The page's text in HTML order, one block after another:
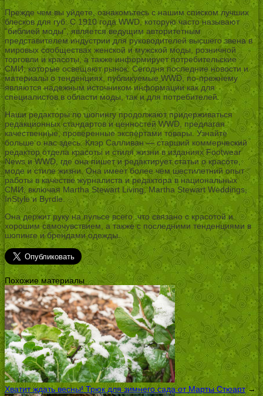
Прежде чем вы уйдете, ознакомьтесь с нашим списком лучших
блесков для губ: С 1910 года WWD, которую часто называют
“библией моды”, является ведущим авторитетным
представителем индустрии для руководителей высшего звена в
мировых сообществах женской и мужской моды, розничной
торговли и красоты, а также информирует потребительские
СМИ, которые освещают рынок. Сегодня последние новости и
материалы о тенденциях, публикуемые WWD, по-прежнему
являются надежным источником информации как для
специалистов в области моды, так и для потребителей.
Наши редакторы по шопингу продолжают придерживаться
редакционных стандартов и ценностей WWD, предлагая
качественные, проверенные экспертами товары. Узнайте
больше о нас здесь. Клэр Салливан — старший коммерческий
редактор отдела красоты и стиля жизни в изданиях Footwear
News и WWD, где она пишет и редактирует статьи о красоте,
моде и стиле жизни. Она имеет более чем шестилетний опыт
работы в качестве журналиста и редактора в национальных
СМИ, включая Martha Stewart Living, Martha Stewart Weddings,
InStyle и Byrdie.
Она держит руку на пульсе всего, что связано с красотой и
хорошим самочувствием, а также с последними тенденциями в
шопинге и брендами одежды.
Похожие материалы
Хватит ждать весны! Трюк для зимнего сада от Марты Стюарт→